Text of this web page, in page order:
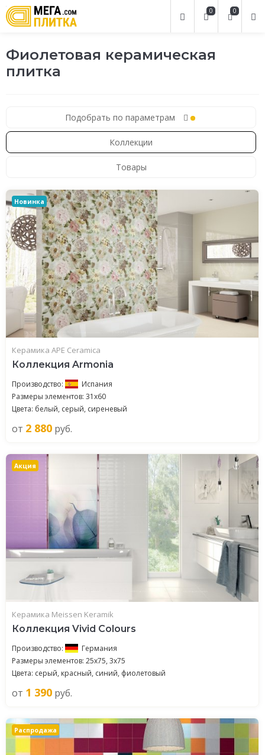
0
0
Фиолетовая керамическая
плитка
Подобрать по параметрам
Коллекции
Товары
Новинка
Керамика APE Ceramica
Коллекция Armonia
Производство:
Испания
Размеры элементов: 31x60
Цвета: белый, серый, сиреневый
от 2 880 руб.
Акция
Керамика Meissen Keramik
Коллекция Vivid Colours
Производство:
Германия
Размеры элементов: 25x75, 3x75
Цвета: серый, красный, синий, фиолетовый
от 1 390 руб.
Распродажа